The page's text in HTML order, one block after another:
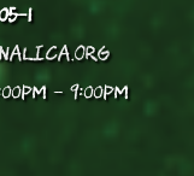
1
- 9:00PM